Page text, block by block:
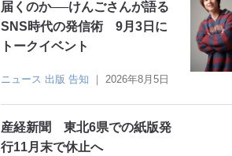
届くのか──けんごさんが語る
SNS時代の発信術 9月3日に
トークイベント
ニュース 出版 告知 ｜ 2026年8月5日
産経新聞 東北6県での紙版発
行11月末で休止へ